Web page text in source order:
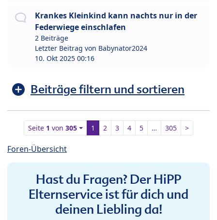
Krankes Kleinkind kann nachts nur in der
Federwiege einschlafen
2 Beiträge
Letzter Beitrag von Babynator2024
10. Okt 2025 00:16
Beiträge filtern und sortieren
Seite 1 von305 1 2 3 4 5 … 305 >
Foren-Übersicht
Hast du Fragen? Der HiPP
Elternservice ist für dich und
deinen Liebling da!